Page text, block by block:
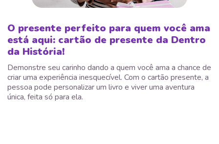
O presente perfeito para quem você ama
está aqui: cartão de presente da Dentro
da História!
Demonstre seu carinho dando a quem você ama a chance de
criar uma experiência inesquecível. Com o cartão presente, a
pessoa pode personalizar um livro e viver uma aventura
única, feita só para ela.